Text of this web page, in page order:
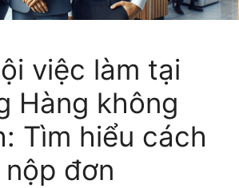
việc làm tại
Hàng không
Tìm hiểu cách
nộp đơn